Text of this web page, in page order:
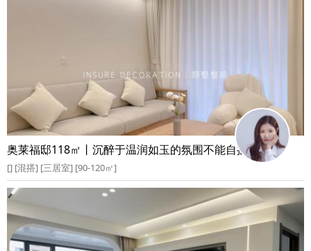
奥莱福邸118㎡丨沉醉于温润如玉的氛围不能自拔
[] [混搭] [三居室] [90-120㎡]